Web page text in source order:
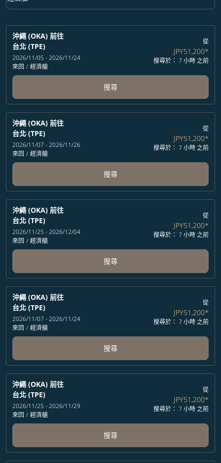
艙等 option 經濟艙 Selected
沖繩 (OKA) 前往
台北 (TPE)
2026/11/05 - 2026/11/24
來回 / 經濟艙
從
JPY51,200*
搜尋於： 7 小時 之前
搜尋
沖繩 (OKA) 前往
台北 (TPE)
2026/11/07 - 2026/11/26
來回 / 經濟艙
從
JPY51,200*
搜尋於： 7 小時 之前
搜尋
沖繩 (OKA) 前往
台北 (TPE)
2026/11/25 - 2026/12/04
來回 / 經濟艙
從
JPY51,200*
搜尋於： 7 小時 之前
搜尋
沖繩 (OKA) 前往
台北 (TPE)
2026/11/07 - 2026/11/24
來回 / 經濟艙
從
JPY51,200*
搜尋於： 7 小時 之前
搜尋
沖繩 (OKA) 前往
台北 (TPE)
2026/11/25 - 2026/11/29
來回 / 經濟艙
從
JPY51,200*
搜尋於： 7 小時 之前
搜尋